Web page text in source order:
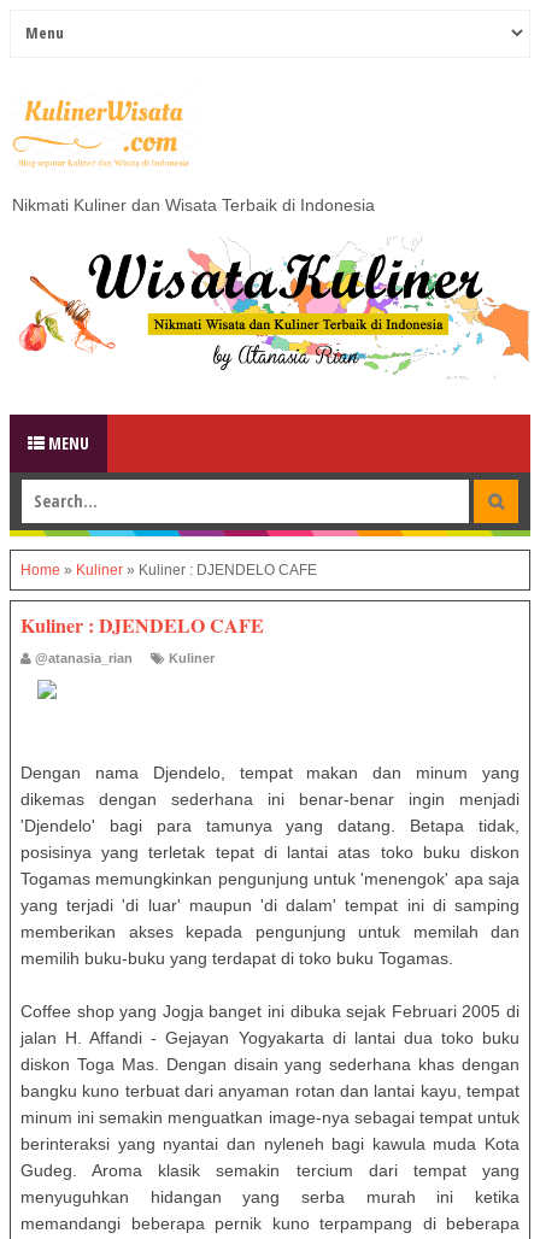
Nikmati Kuliner dan Wisata Terbaik di Indonesia
MENU
Home » Kuliner » Kuliner : DJENDELO CAFE
Kuliner : DJENDELO CAFE
@atanasia_rian Kuliner
Dengan nama Djendelo, tempat makan dan minum yang
dikemas dengan sederhana ini benar-benar ingin menjadi
'Djendelo' bagi para tamunya yang datang. Betapa tidak,
posisinya yang terletak tepat di lantai atas toko buku diskon
Togamas memungkinkan pengunjung untuk 'menengok' apa saja
yang terjadi 'di luar' maupun 'di dalam' tempat ini di samping
memberikan akses kepada pengunjung untuk memilah dan
memilih buku-buku yang terdapat di toko buku Togamas.
Coffee shop yang Jogja banget ini dibuka sejak Februari 2005 di
jalan H. Affandi - Gejayan Yogyakarta di lantai dua toko buku
diskon Toga Mas. Dengan disain yang sederhana khas dengan
bangku kuno terbuat dari anyaman rotan dan lantai kayu, tempat
minum ini semakin menguatkan image-nya sebagai tempat untuk
berinteraksi yang nyantai dan nyleneh bagi kawula muda Kota
Gudeg. Aroma klasik semakin tercium dari tempat yang
menyuguhkan hidangan yang serba murah ini ketika
memandangi beberapa pernik kuno terpampang di beberapa